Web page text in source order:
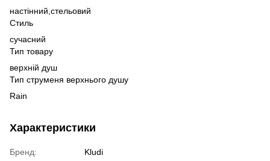
настінний, стельовий
Стиль
сучасний
Тип товару
верхній душ
Тип струменя верхнього душу
Rain
Характеристики
Бренд:
Kludi